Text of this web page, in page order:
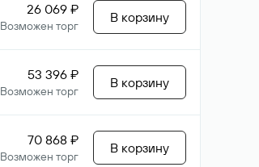
26 069 ₽
Возможен торг
В корзину
53 396 ₽
Возможен торг
В корзину
70 868 ₽
Возможен торг
В корзину